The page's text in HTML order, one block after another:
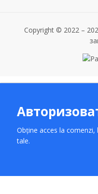
Copyright © 2022 –
Obține acces la
tale.